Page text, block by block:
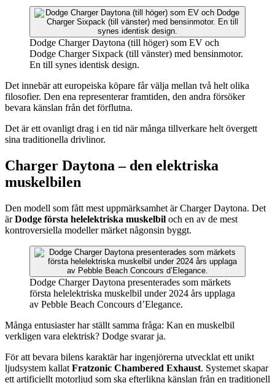
Dodge Charger Daytona (till höger) som EV och
Dodge Charger Sixpack (till vänster) med bensinmotor.
En till synes identisk design.
Det innebär att europeiska köpare får välja mellan två helt olika
filosofier. Den ena representerar framtiden, den andra försöker
bevara känslan från det förflutna.
Det är ett ovanligt drag i en tid när många tillverkare helt övergett
sina traditionella drivlinor.
Charger Daytona – den elektriska
muskelbilen
Den modell som fått mest uppmärksamhet är Charger Daytona. Det
ärDodge första helelektriska muskelbil och en av de mest
kontroversiella modeller märket någonsin byggt.
Dodge Charger Daytona presenterades som märkets
första helelektriska muskelbil under 2024 års upplaga
av Pebble Beach Concours d’Elegance.
Många entusiaster har ställt samma fråga: Kan en muskelbil
verkligen vara elektrisk? Dodge svarar ja.
För att bevara bilens karaktär har ingenjörerna utvecklat ett unikt
ljudsystem kallat Fratzonic Chambered Exhaust. Systemet skapar
ett artificiellt motorljud som ska efterlikna känslan från en traditionell